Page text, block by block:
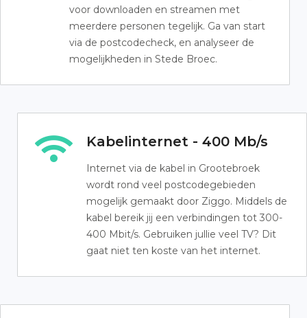
voor downloaden en streamen met
meerdere personen tegelijk. Ga van start
via de postcodecheck, en analyseer de
mogelijkheden in Stede Broec.
Kabelinternet - 400 Mb/s
Internet via de kabel in Grootebroek
wordt rond veel postcodegebieden
mogelijk gemaakt door Ziggo. Middels de
kabel bereik jij een verbindingen tot 300-
400 Mbit/s. Gebruiken jullie veel TV? Dit
gaat niet ten koste van het internet.